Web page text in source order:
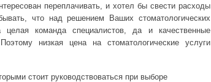
переплачивать, и хотел бы свести расходы
что над решением Ваших стоматологических
команда специалистов, да и качественные
низкая цена на стоматологические услуги
стоит руководствоваться при выборе